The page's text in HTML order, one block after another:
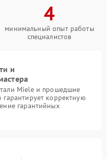
4
минимальный опыт работы
специалистов
и
Miele и прошедшие
корректную
гарантийных